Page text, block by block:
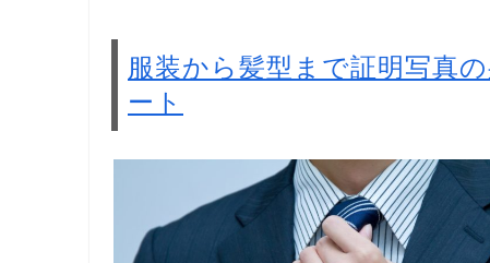
服装から髪型まで証明写真
ート